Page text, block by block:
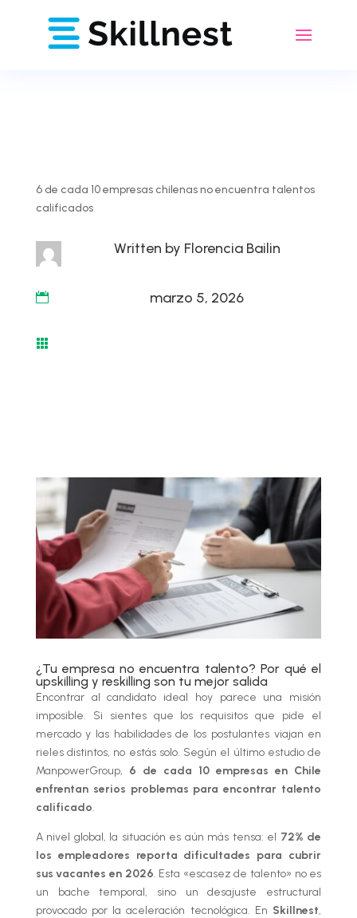
6 de cada 10 empresas chilenas no encuentra talentos
calificados
Written by Florencia Bailin
 marzo 5, 2026

¿Tu empresa no encuentra talento? Por qué el
upskilling y reskilling son tu mejor salida
Encontrar al candidato ideal hoy parece una misión
imposible. Si sientes que los requisitos que pide el
mercado y las habilidades de los postulantes viajan en
rieles distintos, no estás solo. Según el último estudio de
ManpowerGroup, 6 de cada 10 empresas en Chile
enfrentan serios problemas para encontrar talento
calificado.
A nivel global, la situación es aún más tensa: el 72% de
los empleadores reporta dificultades para cubrir
sus vacantes en 2026. Esta «escasez de talento» no es
un bache temporal, sino un desajuste estructural
provocado por la aceleración tecnológica. En Skillnest,